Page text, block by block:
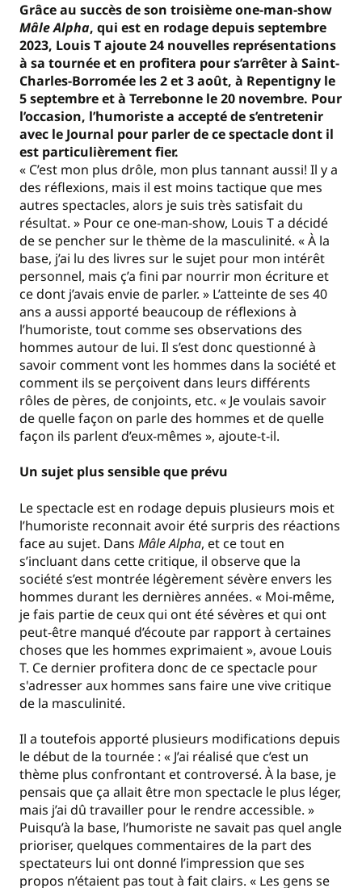
Grâce au succès de son troisième one-man-show
Mâle Alpha, qui est en rodage depuis septembre
2023, Louis T ajoute 24 nouvelles représentations
à sa tournée et en profitera pour s’arrêter à Saint-
Charles-Borromée les 2 et 3 août, à Repentigny le
5 septembre et à Terrebonne le 20 novembre. Pour
l’occasion, l’humoriste a accepté de s’entretenir
avec le Journal pour parler de ce spectacle dont il
est particulièrement fier.
« C’est mon plus drôle, mon plus tannant aussi! Il y a
des réflexions, mais il est moins tactique que mes
autres spectacles, alors je suis très satisfait du
résultat. » Pour ce one-man-show, Louis T a décidé
de se pencher sur le thème de la masculinité. « À la
base, j’ai lu des livres sur le sujet pour mon intérêt
personnel, mais ç’a fini par nourrir mon écriture et
ce dont j’avais envie de parler. » L’atteinte de ses 40
ans a aussi apporté beaucoup de réflexions à
l’humoriste, tout comme ses observations des
hommes autour de lui. Il s’est donc questionné à
savoir comment vont les hommes dans la société et
comment ils se perçoivent dans leurs différents
rôles de pères, de conjoints, etc. « Je voulais savoir
de quelle façon on parle des hommes et de quelle
façon ils parlent d’eux-mêmes », ajoute-t-il.
Un sujet plus sensible que prévu
Le spectacle est en rodage depuis plusieurs mois et
l’humoriste reconnait avoir été surpris des réactions
face au sujet. Dans Mâle Alpha, et ce tout en
s’incluant dans cette critique, il observe que la
société s’est montrée légèrement sévère envers les
hommes durant les dernières années. « Moi-même,
je fais partie de ceux qui ont été sévères et qui ont
peut-être manqué d’écoute par rapport à certaines
choses que les hommes exprimaient », avoue Louis
T. Ce dernier profitera donc de ce spectacle pour
s'adresser aux hommes sans faire une vive critique
de la masculinité.
Il a toutefois apporté plusieurs modifications depuis
le début de la tournée : « J’ai réalisé que c’est un
thème plus confrontant et controversé. À la base, je
pensais que ça allait être mon spectacle le plus léger,
mais j’ai dû travailler pour le rendre accessible. »
Puisqu’à la base, l’humoriste ne savait pas quel angle
prioriser, quelques commentaires de la part des
spectateurs lui ont donné l’impression que ses
propos n’étaient pas tout à fait clairs. « Les gens se